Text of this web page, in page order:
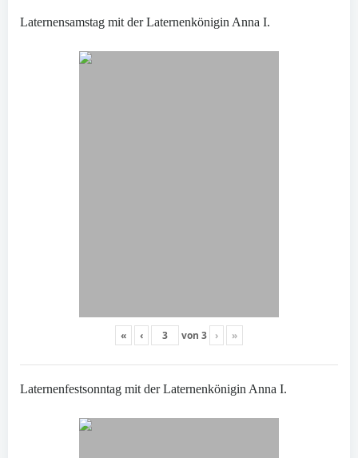
Laternensamstag mit der Laternenkönigin Anna I.
« ‹ von 3 › »
Laternenfestsonntag mit der Laternenkönigin Anna I.